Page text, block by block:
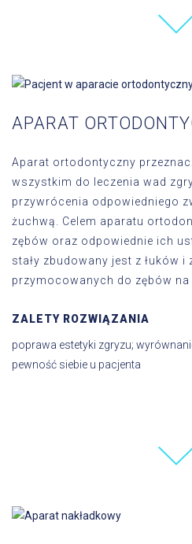
APARAT
Aparat ortodontyczny
wszystkim do leczenia wad
przywrócenia odpowiedniego
żuchwą. Celem aparatu
zębów oraz odpowiednie ich
stały zbudowany jest z łuków i
przymocowanych do zębów na
ZALETY ROZWIĄZANIA
poprawa estetyki zgryzu;
pewność siebie u pacjenta